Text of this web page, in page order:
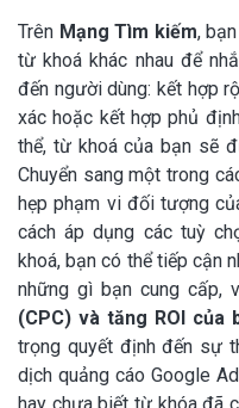
Trên Mạng Tìm kiếm,
từ khoá khác nhau để
đến người dùng: kết hợp
xác hoặc kết hợp phủ
thể, từ khoá của bạn sẽ
Chuyển sang một trong
hẹp phạm vi đối tượng
cách áp dụng các tuỳ
khoá, bạn có thể tiếp cận
những gì bạn cung cấp,
(CPC) và tăng ROI của
trọng quyết định đến sự
dịch quảng cáo Google
hay chưa biết từ khóa đã